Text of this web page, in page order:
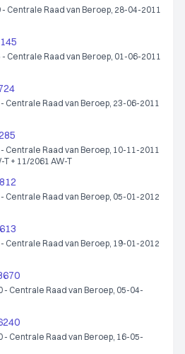
- Centrale Raad van Beroep, 28-04-2011
- Centrale Raad van Beroep, 01-06-2011
- Centrale Raad van Beroep, 23-06-2011
- Centrale Raad van Beroep, 10-11-2011
T + 11/2061 AW-T
- Centrale Raad van Beroep, 05-01-2012
- Centrale Raad van Beroep, 19-01-2012
- Centrale Raad van Beroep, 05-04-
- Centrale Raad van Beroep, 16-05-